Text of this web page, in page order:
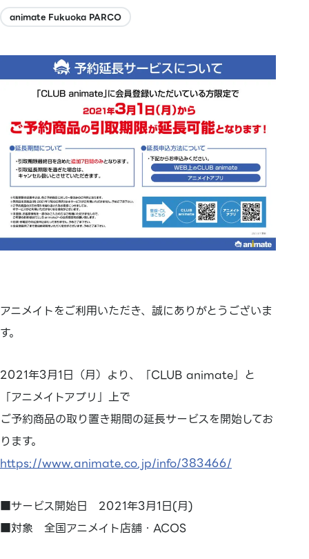
animate Fukuoka PARCO
アニメイトをご利用いただき、誠にありがとうございま
す。
2021年3月1日（月）より、「CLUB animate」と
「アニメイトアプリ」上で
ご予約商品の取り置き期間の延長サービスを開始してお
ります。
https://www.animate.co.jp/info/383466/
■サービス開始日 2021年3月1日(月)
■対象 全国アニメイト店舗・ACOS